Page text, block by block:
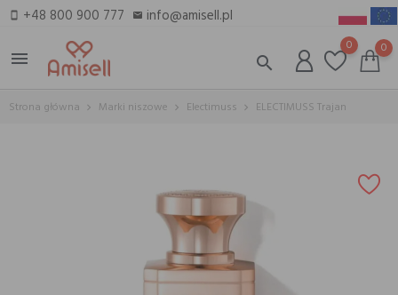
smartphone +48 800 900 777 email info@amisell.pl
menu
search
0 0
Strona główna Marki niszowe Electimuss ELECTIMUSS Trajan